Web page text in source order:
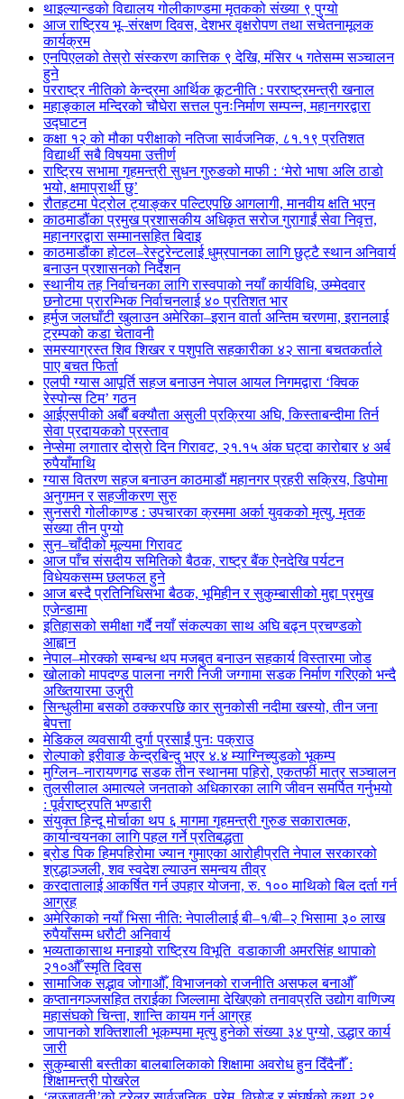
थाइल्यान्डको विद्यालय गोलीकाण्डमा मृतकको संख्या ९ पुग्यो
आज राष्ट्रिय भू–संरक्षण दिवस, देशभर वृक्षरोपण तथा सचेतनामूलक
कार्यक्रम
एनपिएलको तेस्रो संस्करण कात्तिक ९ देखि, मंसिर ५ गतेसम्म सञ्चालन
हुने
परराष्ट्र नीतिको केन्द्रमा आर्थिक कूटनीति : परराष्ट्रमन्त्री खनाल
महाङ्काल मन्दिरको चौघेरा सत्तल पुनःनिर्माण सम्पन्न, महानगरद्वारा
उद्घाटन
कक्षा १२ को मौका परीक्षाको नतिजा सार्वजनिक, ८१.१९ प्रतिशत
विद्यार्थी सबै विषयमा उत्तीर्ण
राष्ट्रिय सभामा गृहमन्त्री सुधन गुरुङको माफी : ‘मेरो भाषा अलि ठाडो
भयो, क्षमाप्रार्थी छु’
रौतहटमा पेट्रोल ट्याङ्कर पल्टिएपछि आगलागी, मानवीय क्षति भएन
काठमाडौंका प्रमुख प्रशासकीय अधिकृत सरोज गुरागाईं सेवा निवृत्त,
महानगरद्वारा सम्मानसहित बिदाइ
काठमाडौंका होटल–रेस्टुरेन्टलाई धुम्रपानका लागि छुट्टै स्थान अनिवार्य
बनाउन प्रशासनको निर्देशन
स्थानीय तह निर्वाचनका लागि रास्वपाको नयाँ कार्यविधि, उम्मेदवार
छनोटमा प्रारम्भिक निर्वाचनलाई ४० प्रतिशत भार
हर्मुज जलघाँटी खुलाउन अमेरिका–इरान वार्ता अन्तिम चरणमा, इरानलाई
ट्रम्पको कडा चेतावनी
समस्याग्रस्त शिव शिखर र पशुपति सहकारीका ४२ साना बचतकर्ताले
पाए बचत फिर्ता
एलपी ग्यास आपूर्ति सहज बनाउन नेपाल आयल निगमद्वारा ‘क्विक
रेस्पोन्स टिम’ गठन
आईएसपीको अर्बौं बक्यौता असुली प्रक्रिया अघि, किस्ताबन्दीमा तिर्न
सेवा प्रदायकको प्रस्ताव
नेप्सेमा लगातार दोस्रो दिन गिरावट, २१.१५ अंक घट्दा कारोबार ४ अर्ब
रुपैयाँमाथि
ग्यास वितरण सहज बनाउन काठमाडौं महानगर प्रहरी सक्रिय, डिपोमा
अनुगमन र सहजीकरण सुरु
सुनसरी गोलीकाण्ड : उपचारका क्रममा अर्का युवकको मृत्यु, मृतक
संख्या तीन पुग्यो
सुन–चाँदीको मूल्यमा गिरावट
आज पाँच संसदीय समितिको बैठक, राष्ट्र बैंक ऐनदेखि पर्यटन
विधेयकसम्म छलफल हुने
आज बस्दै प्रतिनिधिसभा बैठक, भूमिहीन र सुकुम्बासीको मुद्दा प्रमुख
एजेन्डामा
इतिहासको समीक्षा गर्दै नयाँ संकल्पका साथ अघि बढ्न प्रचण्डको
आह्वान
नेपाल–मोरक्को सम्बन्ध थप मजबुत बनाउन सहकार्य विस्तारमा जोड
खोलाको मापदण्ड पालना नगरी निजी जग्गामा सडक निर्माण गरिएको भन्दै
अख्तियारमा उजुरी
सिन्धुलीमा बसको ठक्करपछि कार सुनकोसी नदीमा खस्यो, तीन जना
बेपत्ता
मेडिकल व्यवसायी दुर्गा प्रसाईं पुनः पक्राउ
रोल्पाको इरीवाङ केन्द्रबिन्दु भएर ४.४ म्याग्निच्युडको भूकम्प
मुग्लिन–नारायणगढ सडक तीन स्थानमा पहिरो, एकतर्फी मात्र सञ्चालन
तुलसीलाल अमात्यले जनताको अधिकारका लागि जीवन समर्पित गर्नुभयो
: पूर्वराष्ट्रपति भण्डारी
संयुक्त हिन्दू मोर्चाका थप ६ मागमा गृहमन्त्री गुरुङ सकारात्मक,
कार्यान्वयनका लागि पहल गर्ने प्रतिबद्धता
ब्रोड पिक हिमपहिरोमा ज्यान गुमाएका आरोहीप्रति नेपाल सरकारको
श्रद्धाञ्जली, शव स्वदेश ल्याउन समन्वय तीव्र
करदातालाई आकर्षित गर्न उपहार योजना, रु. १०० माथिको बिल दर्ता गर्न
आग्रह
अमेरिकाको नयाँ भिसा नीति: नेपालीलाई बी–१/बी–२ भिसामा ३० लाख
रुपैयाँसम्म धरौटी अनिवार्य
भव्यताकासाथ मनाइयो राष्ट्रिय विभूति वडाकाजी अमरसिंह थापाको
२१०औँ स्मृति दिवस
सामाजिक सद्भाव जोगाऔँ, विभाजनको राजनीति असफल बनाऔँ
कप्तानगञ्जसहित तराईका जिल्लामा देखिएको तनावप्रति उद्योग वाणिज्य
महासंघको चिन्ता, शान्ति कायम गर्न आग्रह
जापानको शक्तिशाली भूकम्पमा मृत्यु हुनेको संख्या ३४ पुग्यो, उद्धार कार्य
जारी
सुकुम्बासी बस्तीका बालबालिकाको शिक्षामा अवरोध हुन दिँदैनौँ :
शिक्षामन्त्री पोखरेल